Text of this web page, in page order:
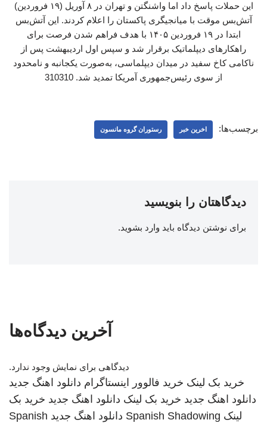
این حملات پاسخ داد اما واشنگتن و تهران در ۸ آوریل (۱۹ فروردین)
آتش‌بس موقت با میانجیگری پاکستان را اعلام کردند. این آتش‌بس
ابتدا در ۱۹ فروردین ۱۴۰۵ با هدف فراهم شدن فرصت برای
راهکارهای دیپلماتیک برقرار شد و سپس اول اردیبهشت پس از
ناکامی کاخ سفید در میدان دیپلماسی، به‌صورت یکجانبه و نامحدود
از سوی رئیس‌جمهوری آمریکا تمدید شد. 310310
برچسب‌ها: اخرین خبر رستوران گروه مانسون
دیدگاهتان را بنویسید
برای نوشتن دیدگاه باید وارد بشوید.
آخرین دیدگاه‌ها
دیدگاهی برای نمایش وجود ندارد.
خرید بک لینک خرید فالوور اینستاگرام دانلود اهنگ جدید
دانلود اهنگ جدید خرید بک لینک دانلود اهنگ جدید خرید بک
لینک Spanish Shadowing دانلود اهنگ جدید Spanish